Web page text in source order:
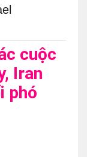
cuộc
Iran
phó